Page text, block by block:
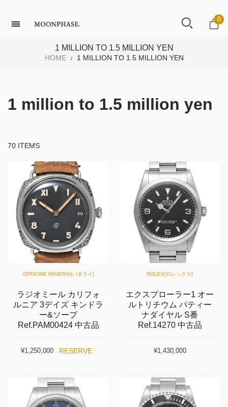
0
1 MILLION TO 1.5 MILLION YEN
HOME / 1 MILLION TO 1.5 MILLION YEN
1 million to 1.5 million yen
70 ITEMS
OFFICINE PANERAI[パネライ]
ラジオミール カリフォ
ルニア 3デイズ キンドラ
ー&ソープ
Ref.PAM00424 中古品
¥1,250,000 RESERVE
ROLEX[ロレックス]
エクスプローラー1 オー
ルトリチウム パティー
ナダイヤル S番
Ref.14270 中古品
¥1,430,000